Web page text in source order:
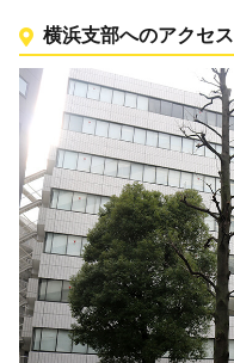
横浜支部へのアクセス